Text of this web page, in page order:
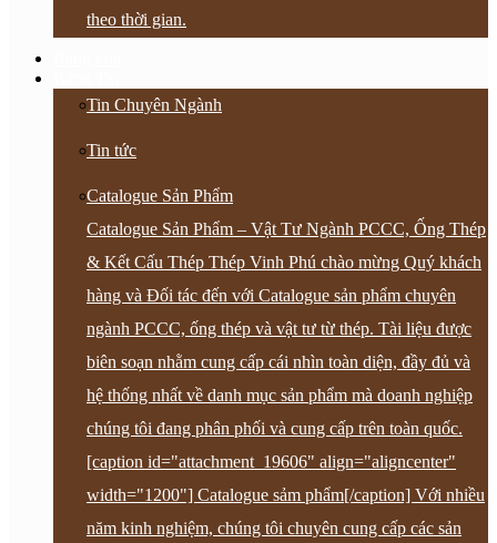
theo thời gian.
Tin Chuyên Ngành
Tin tức
Catalogue Sản Phẩm
Catalogue Sản Phẩm – Vật Tư Ngành PCCC, Ống Thép
& Kết Cấu Thép Thép Vinh Phú chào mừng Quý khách
hàng và Đối tác đến với Catalogue sản phẩm chuyên
ngành PCCC, ống thép và vật tư từ thép. Tài liệu được
biên soạn nhằm cung cấp cái nhìn toàn diện, đầy đủ và
hệ thống nhất về danh mục sản phẩm mà doanh nghiệp
chúng tôi đang phân phối và cung cấp trên toàn quốc.
[caption id="attachment_19606" align="aligncenter"
width="1200"] Catalogue sảm phẩm[/caption] Với nhiều
năm kinh nghiệm, chúng tôi chuyên cung cấp các sản